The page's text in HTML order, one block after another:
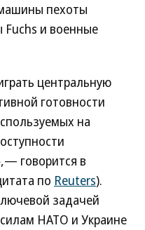
пехоты
Fuchs и военные
центральную
готовности
на
говорится в
по Reuters).
задачей
НАТО и Украине